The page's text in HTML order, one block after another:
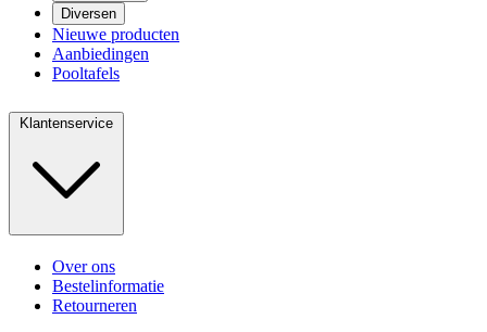
Diversen
Nieuwe producten
Aanbiedingen
Pooltafels
Klantenservice
Over ons
Bestelinformatie
Retourneren